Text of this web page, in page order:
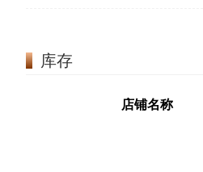
库存
店铺名称